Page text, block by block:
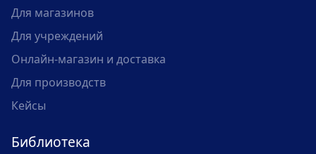
Для магазинов
Для учреждений
Онлайн-магазин и доставка
Для производств
Кейсы
Библиотека